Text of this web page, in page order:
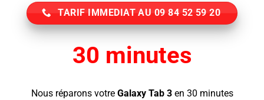
TARIF IMMEDIAT AU 09 84 52 59 20
30 minutes
Nous réparons votre Galaxy Tab 3en 30 minutes